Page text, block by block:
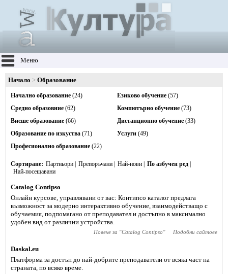
Меню
Начало Образование
Начално образование (24)
Средно образовние (62)
Висше образование (66)
Образование по изкуства (71)
Професионално образование (22)
Езиково обучение (57)
Компютърно обучение (73)
Дистанционно обучение (33)
Услуги (49)
Сортиране Партньори Препоръчани Най-нови
По азбучен ред
Най-посещавани
Catalog Contipso
Онлайн курсове, управлявани от вас: Контипсо каталог предлага
възможност за модерно интерактивно обучение, взаимодействащо с
обучаемия, подпомагано от преподавател и достъпно в максимално
удобен вид от различни устройства.
Повече за "Catalog Contipso" Подобни сайтове
Daskal.eu
Платформа за достъп до най-добрите преподаватели от всяка част на
страната, по всяко време.